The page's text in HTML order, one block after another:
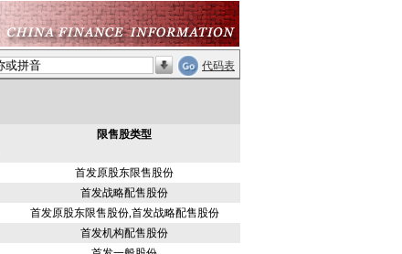
代码表
限售股类型
首发原股东限售股份
首发战略配售股份
首发原股东限售股份,首发战略配售股份
首发机构配售股份